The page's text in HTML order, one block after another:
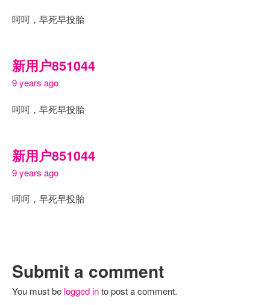
呵呵，早死早投胎
新用户851044
9 years ago
呵呵，早死早投胎
新用户851044
9 years ago
呵呵，早死早投胎
Submit a comment
You must be logged into post a comment.